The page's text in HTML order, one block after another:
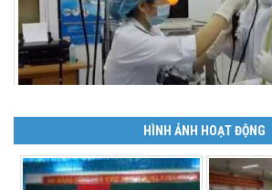
HÌNH ẢNH HOẠT ĐỘNG